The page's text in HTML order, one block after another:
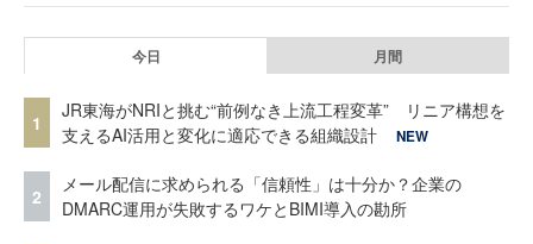
今日 月間
1
JR東海がNRIと挑む“前例なき上流工程変革” リニア構想を
支えるAI活用と変化に適応できる組織設計
NEW
2
メール配信に求められる「信頼性」は十分か？企業の
DMARC運用が失敗するワケとBIMI導入の勘所